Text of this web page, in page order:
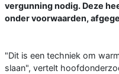
vergunning nodig. Deze
onder voorwaarden,
"Dit is een techniek om
slaan", vertelt